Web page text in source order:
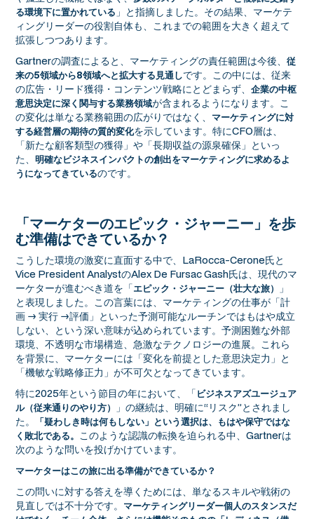
る環境下に置かれている 」と指摘しました。その結果、マーケテ
ィングリーダーの役割自体も、これまでの範囲を大きく超えて
拡張しつつあります。
Gartnerの調査によると、マーケティングの責任範囲は今後、従
来の5領域から8領域へと拡大する見通しです。この中には、従来
の広告・リード獲得・コンテンツ戦略にとどまらず、企業の中枢
意思決定に深く関与する業務領域が含まれるようになります。こ
の変化は単なる業務範囲の広がりではなく、 マーケティングに対
する経営層の期待の質的変化を示しています。特にCFO層は、
「新たな顧客類型の獲得」や「長期収益の源泉確保」といっ
た、明確なビジネスインパクトの創出をマーケティングに求めるよ
うになってきているのです。
「マーケターのエピック・ジャーニー」を歩
む準備はできているか？
こうした環境の激変に直面する中で、LaRocca-Cerone氏と
Vice President AnalystのAlex De Fursac Gash氏は、現代のマ
ーケターが進むべき道を「エピック・ジャーニー（壮大な旅）
」
と表現しました。この言葉には、マーケティングの仕事が「計
画 → 実行 →評価」といった予測可能なルーチンではもはや成立
しない、という深い意味が込められています。予測困難な外部
環境、不透明な市場構造、急激なテクノロジーの進展。これら
を背景に、マーケターには「変化を前提とした意思決定力」と
「機敏な戦略修正力」が不可欠となってきています。
特に2025年という節目の年において、「ビジネスアズユージュア
ル（従来通りのやり方）
」の継続は、明確に“リスク”とされまし
た。
「疑わしき時は何もしない」という選択は、もはや保守ではな
く敗北である。 このような認識の転換を迫られる中、Gartnerは
次のような問いを投げかけています。
マーケターはこの旅に出る準備ができているか？
この問いに対する答えを導くためには、単なるスキルや戦術の
見直しでは不十分です。 マーケティングリーダー個人のスタンスだ